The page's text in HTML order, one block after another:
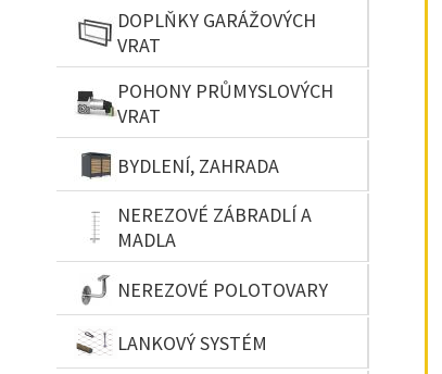
DOPLŇKY GARÁŽOVÝCH
VRAT
POHONY PRŮMYSLOVÝCH
VRAT
BYDLENÍ, ZAHRADA
NEREZOVÉ ZÁBRADLÍ A
MADLA
NEREZOVÉ POLOTOVARY
LANKOVÝ SYSTÉM